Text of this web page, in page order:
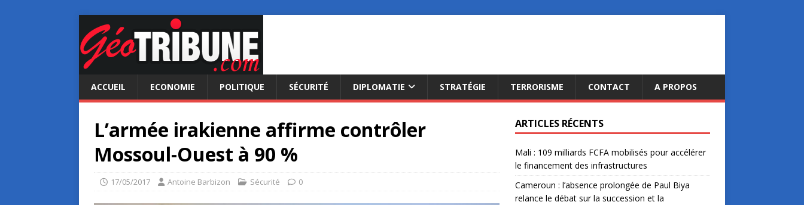
ACCUEIL ECONOMIE POLITIQUE SÉCURITÉ DIPLOMATIE STRATÉGIE TERRORISME CONTACT A PROPOS
L’armée irakienne affirme contrôler
Mossoul-Ouest à 90 %
17/05/2017 Antoine Barbizon Sécurité 0
ARTICLES RÉCENTS
Mali : 109 milliards FCFA mobilisés pour accélérer
le financement des infrastructures
Cameroun : l’absence prolongée de Paul Biya
relance le débat sur la succession et la